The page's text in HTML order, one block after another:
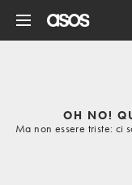
OH NO!
Ma non essere triste: ci